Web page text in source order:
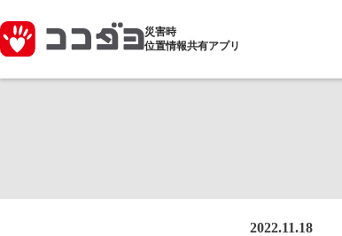
災害時
位置情報共有アプリ
2022.11.18